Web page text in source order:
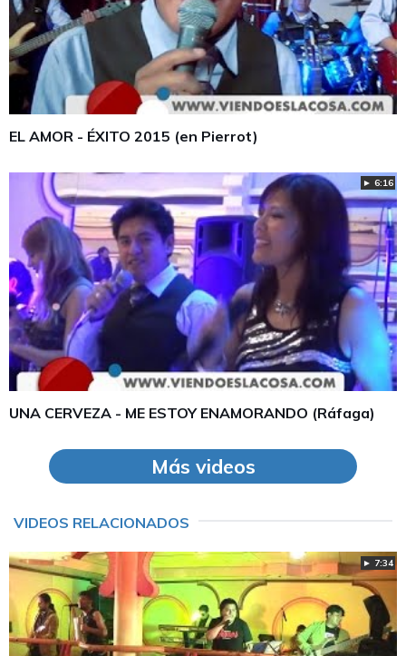
EL AMOR - ÉXITO 2015 (en Pierrot)
► 6:16
UNA CERVEZA - ME ESTOY ENAMORANDO (Ráfaga)
Más videos
VIDEOS RELACIONADOS
► 7:34